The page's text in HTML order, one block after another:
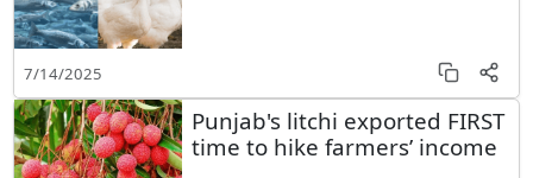
7/14/2025
Punjab's litchi exported FIRST
time to hike farmers’ income